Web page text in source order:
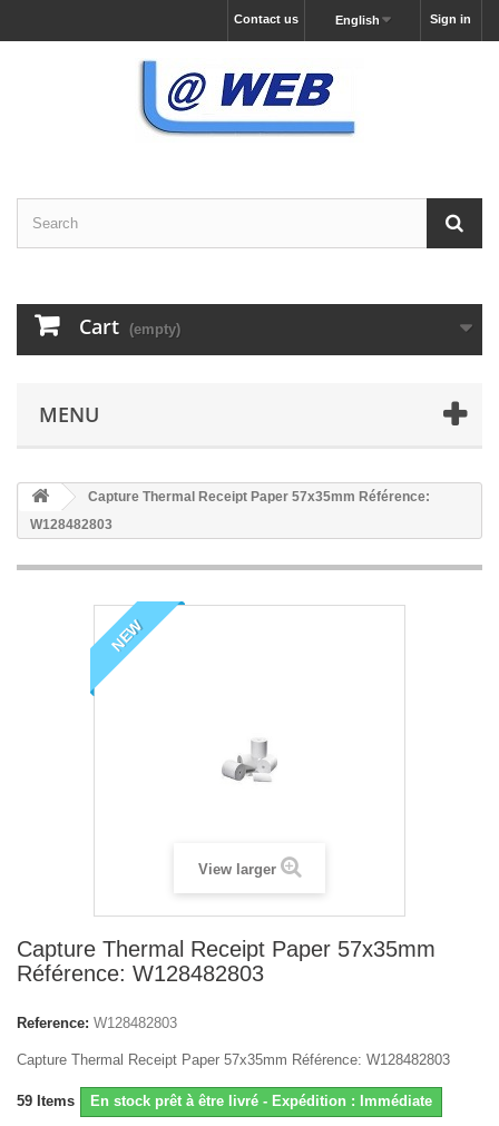
Sign in
English
Contact us
Cart (empty)
MENU
Capture Thermal Receipt Paper 57x35mm Référence:
W128482803
NEW
View larger
Capture Thermal Receipt Paper 57x35mm
Référence: W128482803
Reference: W128482803
Capture Thermal Receipt Paper 57x35mm Référence: W128482803
59 Items En stock prêt à être livré - Expédition : Immédiate